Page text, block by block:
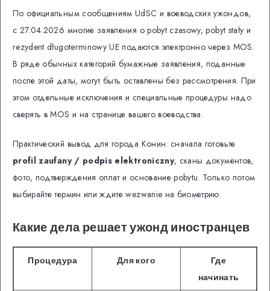
По официальным сообщениям UdSC и воеводских ужондов,
с 27.04.2026 многие заявления о pobyt czasowy, pobyt stały и
rezydent długoterminowy UE подаются электронно через MOS.
В ряде обычных категорий бумажные заявления, поданные
после этой даты, могут быть оставлены без рассмотрения. При
этом отдельные исключения и специальные процедуры надо
сверять в MOS и на странице вашего воеводства.
Практический вывод для города Конин: сначала готовьте
profil zaufany / podpis elektroniczny, сканы документов,
фото, подтверждения оплат и основание pobytu. Только потом
выбирайте термин или ждите wezwanie на биометрию.
Какие дела решает ужонд иностранцев
Процедура Для кого
Где
начинать